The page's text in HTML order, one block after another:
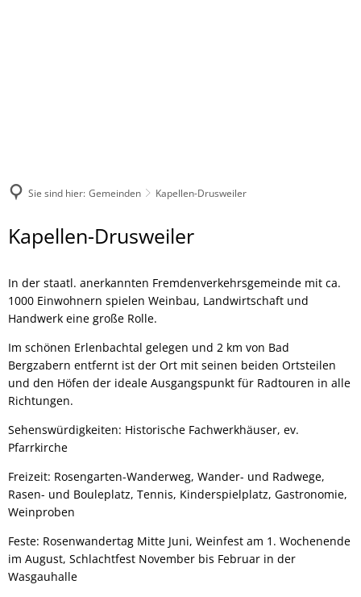
Sie sind hier: Gemeinden Kapellen-Drusweiler
Kapellen-
Kapellen-Drusweiler
In der staatl. anerkannten Fremdenverkehrsgemeinde mit ca.
1000 Einwohnern spielen Weinbau, Landwirtschaft und
Handwerk eine große Rolle.
Im schönen Erlenbachtal gelegen und 2 km von Bad
Bergzabern entfernt ist der Ort mit seinen beiden Ortsteilen
und den Höfen der ideale Ausgangspunkt für Radtouren in alle
Richtungen.
Sehenswürdigkeiten: Historische Fachwerkhäuser, ev.
Pfarrkirche
Freizeit: Rosengarten-Wanderweg, Wander- und Radwege,
Rasen- und Bouleplatz, Tennis, Kinderspielplatz, Gastronomie,
Weinproben
Feste: Rosenwandertag Mitte Juni, Weinfest am 1. Wochenende
im August, Schlachtfest November bis Februar in der
Wasgauhalle